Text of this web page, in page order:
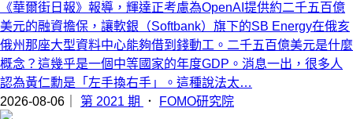
《華爾街日報》報導，輝達正考慮為OpenAI提供約二千五百億
美元的融資擔保，讓軟銀（Softbank）旗下的SB Energy在俄亥
俄州那座大型資料中心能夠借到錢動工。二千五百億美元是什麼
概念？這幾乎是一個中等國家的年度GDP。消息一出，很多人
認為黃仁勳是「左手換右手」。這種說法太…
2026-08-06｜ 第 2021 期 ． FOMO研究院